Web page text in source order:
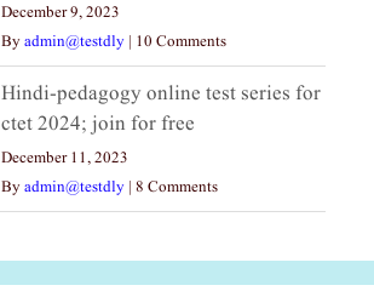
December 9, 2023
Byadmin@testdly | 10 Comments
Hindi-pedagogy online test series for
ctet 2024; join for free
December 11, 2023
Byadmin@testdly | 8 Comments